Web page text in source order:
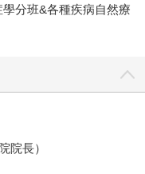
分班&各種疾病自然療
院長）